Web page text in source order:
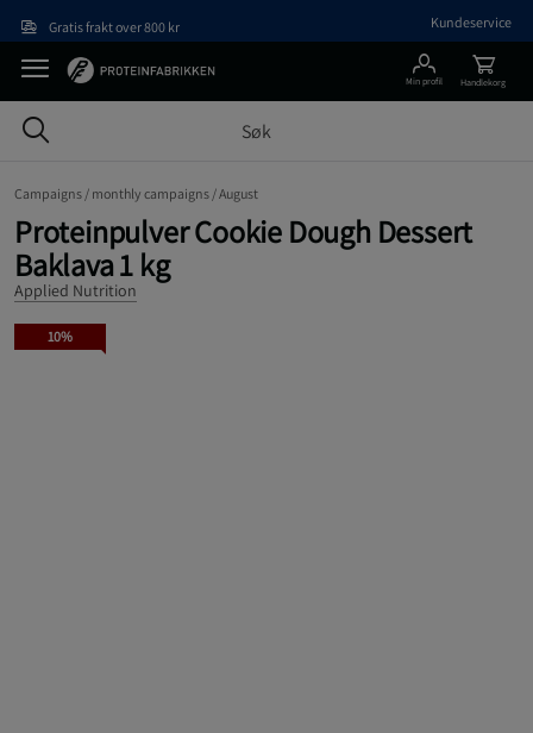
Gratis frakt over 800 kr Kundeservice
Min profil Handlekorg
Campaigns / monthly campaigns /August
Proteinpulver Cookie Dough Dessert
Baklava 1 kg
Applied Nutrition
10%